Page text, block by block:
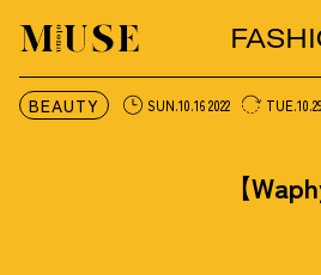
オトナミューズ ウェブ
BEAUTY SUN.10.16 2022
【